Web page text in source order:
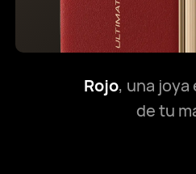
Rojo, una joya
de tu